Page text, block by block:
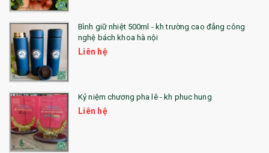
Bình giữ nhiệt 500ml - kh trường cao đẳng công
nghệ bách khoa hà nội
Liên hệ
Kỷ niệm chương pha lê - kh phuc hung
Liên hệ